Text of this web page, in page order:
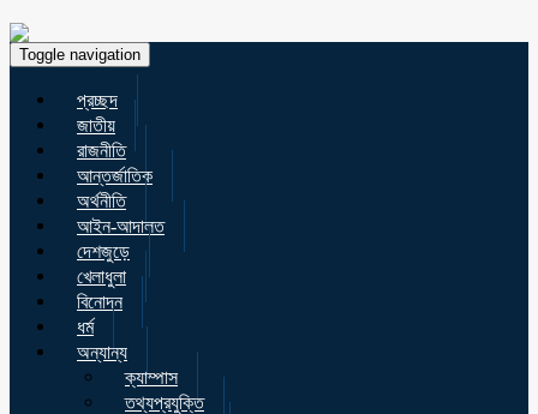
Toggle navigation
প্রচ্ছদ
জাতীয়
রাজনীতি
আন্তর্জাতিক
অর্থনীতি
আইন-আদালত
দেশজুড়ে
খেলাধুলা
বিনোদন
ধর্ম
অন্যান্য
ক্যাম্পাস
তথ্যপ্রযুক্তি